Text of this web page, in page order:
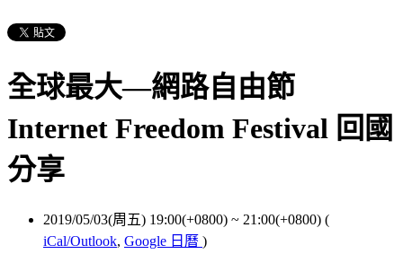
全球最大—網路自由節
Internet Freedom Festival 回國
分享
2019/05/03(周五) 19:00(+0800) ~ 21:00(+0800) (
iCal/Outlook, Google 日曆 )